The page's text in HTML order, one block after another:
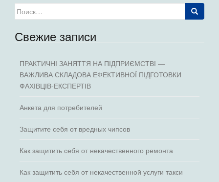
Искать:
Свежие записи
ПРАКТИЧНІ ЗАНЯТТЯ НА ПІДПРИЄМСТВІ —
ВАЖЛИВА СКЛАДОВА ЕФЕКТИВНОЇ ПІДГОТОВКИ
ФАХІВЦІВ-ЕКСПЕРТІВ
Анкета для потребителей
Защитите себя от вредных чипсов
Как защитить себя от некачественного ремонта
Как защитить себя от некачественной услуги такси